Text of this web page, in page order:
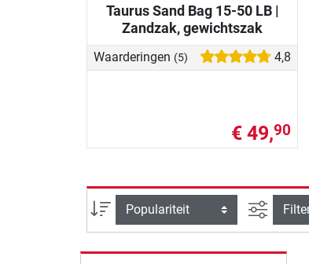
Taurus Sand Bag 15-50 LB |
Zandzak, gewichtszak
Waarderingen (5) 4,8
€ 49,90
Sortering